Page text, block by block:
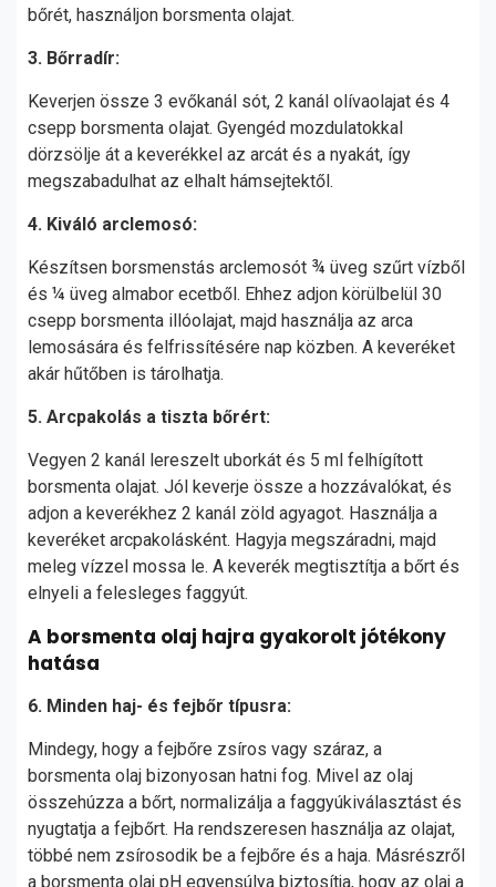
bőrét, használjon borsmenta olajat.
3. Bőrradír:
Keverjen össze 3 evőkanál sót, 2 kanál olívaolajat és 4
csepp borsmenta olajat. Gyengéd mozdulatokkal
dörzsölje át a keverékkel az arcát és a nyakát, így
megszabadulhat az elhalt hámsejtektől.
4. Kiváló arclemosó:
Készítsen borsmenstás arclemosót ¾ üveg szűrt vízből
és ¼ üveg almabor ecetből. Ehhez adjon körülbelül 30
csepp borsmenta illóolajat, majd használja az arca
lemosására és felfrissítésére nap közben. A keveréket
akár hűtőben is tárolhatja.
5. Arcpakolás a tiszta bőrért:
Vegyen 2 kanál lereszelt uborkát és 5 ml felhígított
borsmenta olajat. Jól keverje össze a hozzávalókat, és
adjon a keverékhez 2 kanál zöld agyagot. Használja a
keveréket arcpakolásként. Hagyja megszáradni, majd
meleg vízzel mossa le. A keverék megtisztítja a bőrt és
elnyeli a felesleges faggyút.
A borsmenta olaj hajra gyakorolt jótékony
hatása
6. Minden haj- és fejbőr típusra:
Mindegy, hogy a fejbőre zsíros vagy száraz, a
borsmenta olaj bizonyosan hatni fog. Mivel az olaj
összehúzza a bőrt, normalizálja a faggyúkiválasztást és
nyugtatja a fejbőrt. Ha rendszeresen használja az olajat,
többé nem zsírosodik be a fejbőre és a haja. Másrészről
a borsmenta olaj pH egyensúlya biztosítja, hogy az olaj a